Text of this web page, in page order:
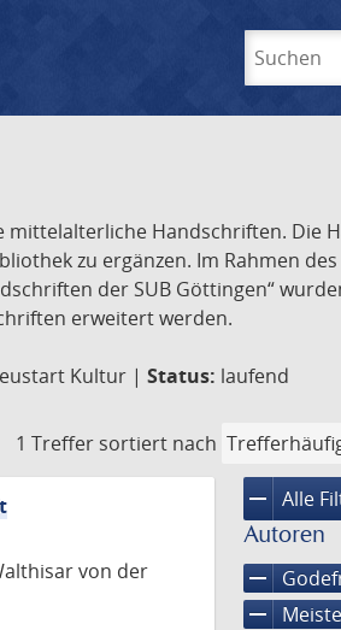
mittelalterliche Handschriften. Die
zu ergänzen. Im Rahmen
der SUB Göttingen“
erweitert werden.
Kultur | Status: laufend
1 Treffer sortiert nach
remove Alle
Autoren
remove
remove
von der